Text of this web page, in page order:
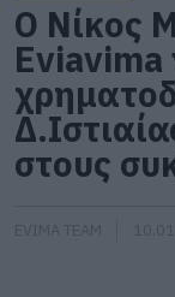
O Νίκος
Eviavima
στους